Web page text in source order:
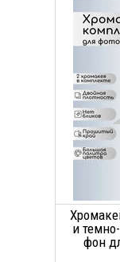
и
фон